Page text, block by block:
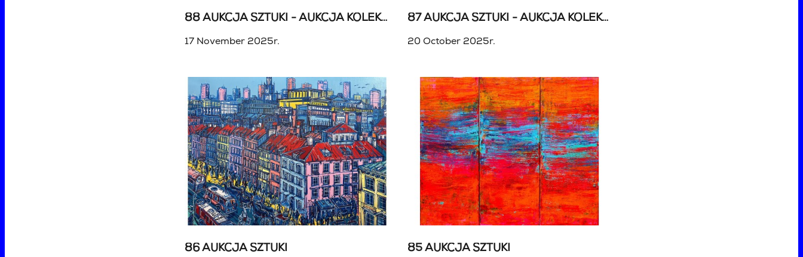
88 AUKCJA SZTUKI - AUKCJA KOLEKCJONERSKA
17 November 2025r.
87 AUKCJA SZTUKI - AUKCJA KOLEKCJONERSKA
20 October 2025r.
86 AUKCJA SZTUKI 85 AUKCJA SZTUKI